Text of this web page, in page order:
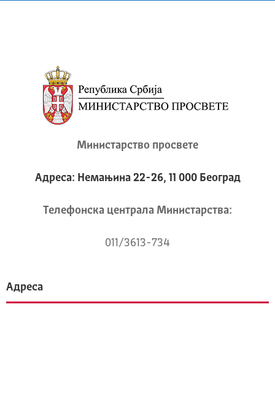
Министарство просвете
Адреса: Немањина 22-26, 11 000 Београд
Телeфонска централа Mинистарства:
011/3613-734
Адреса